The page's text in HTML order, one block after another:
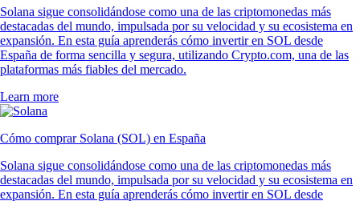
Solana sigue consolidándose como una de las criptomonedas más
destacadas del mundo, impulsada por su velocidad y su ecosistema en
expansión. En esta guía aprenderás cómo invertir en SOL desde
España de forma sencilla y segura, utilizando Crypto.com, una de las
plataformas más fiables del mercado.
Learn more
Cómo comprar Solana (SOL) en España
Solana sigue consolidándose como una de las criptomonedas más
destacadas del mundo, impulsada por su velocidad y su ecosistema en
expansión. En esta guía aprenderás cómo invertir en SOL desde